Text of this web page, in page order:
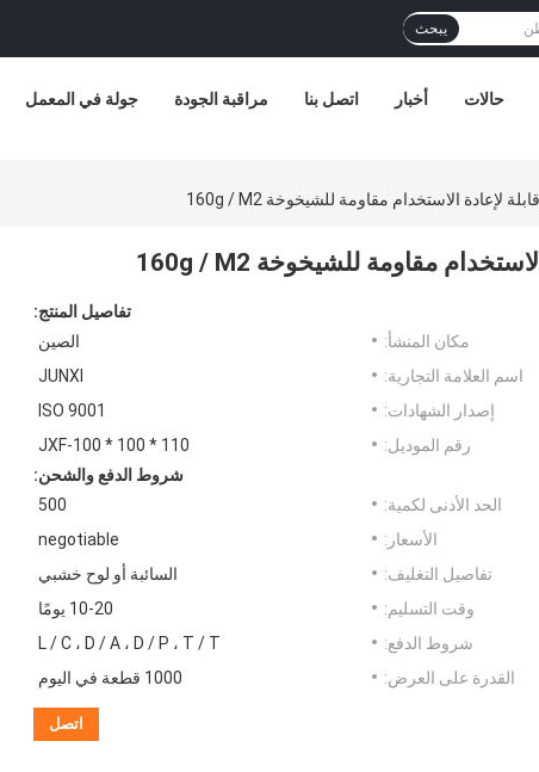
يبحث
جولة في المعمل مراقبة الجودة اتصل بنا أخبار حالات
تفاصيل المنتج:
مكان المنشأ:
الصين
اسم العلامة التجارية:
JUNXI
إصدار الشهادات:
ISO 9001
رقم الموديل:
JXF-100 * 100 * 110
شروط الدفع والشحن:
الحد الأدنى لكمية:
500
الأسعار:
negotiable
تفاصيل التغليف:
السائبة أو لوح خشبي
وقت التسليم:
10-20 يومًا
شروط الدفع:
L / C ، D / A ، D / P ، T / T
القدرة على العرض:
1000 قطعة في اليوم
اتصل